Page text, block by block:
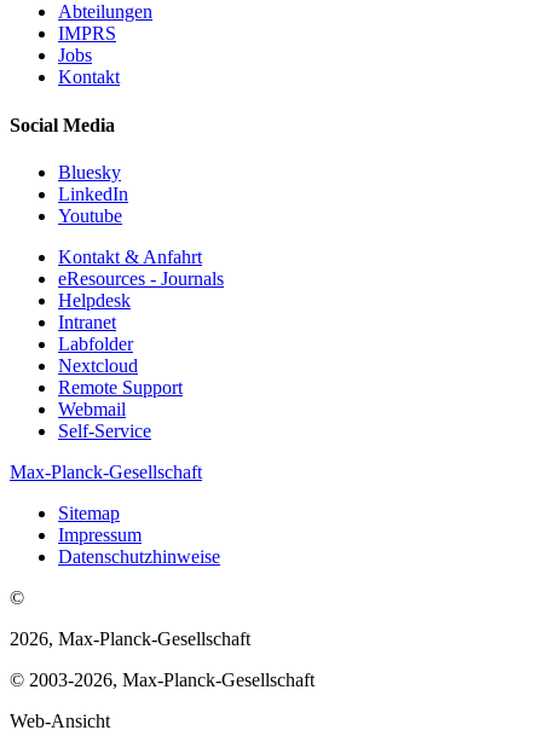
Abteilungen
IMPRS
Jobs
Kontakt
Social Media
Bluesky
LinkedIn
Youtube
Kontakt & Anfahrt
eResources - Journals
Helpdesk
Intranet
Labfolder
Nextcloud
Remote Support
Webmail
Self-Service
Max-Planck-Gesellschaft
Sitemap
Impressum
Datenschutzhinweise
©
2026, Max-Planck-Gesellschaft
© 2003-2026, Max-Planck-Gesellschaft
Web-Ansicht